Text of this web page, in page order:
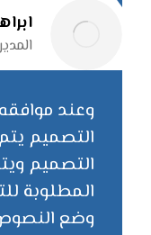
المدیر
وعند
التصميم
التصميم
المطلوبة
وضع